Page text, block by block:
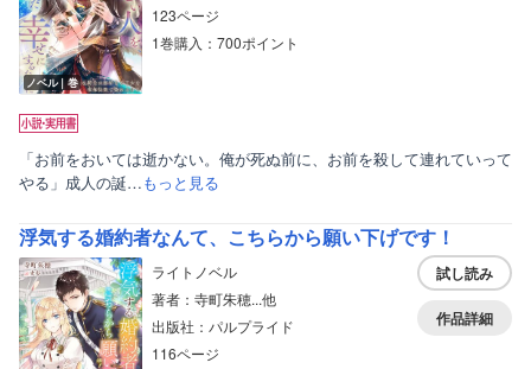
ノベル｜巻
123ページ
1巻購入：700ポイント
「お前をおいては逝かない。俺が死ぬ前に、お前を殺して連れていって
やる」成人の誕…もっと見る
浮気する婚約者なんて、こちらから願い下げです！
ライトノベル
著者：寺町朱穂...他
出版社：パルプライド
116ページ
試し読み
作品詳細